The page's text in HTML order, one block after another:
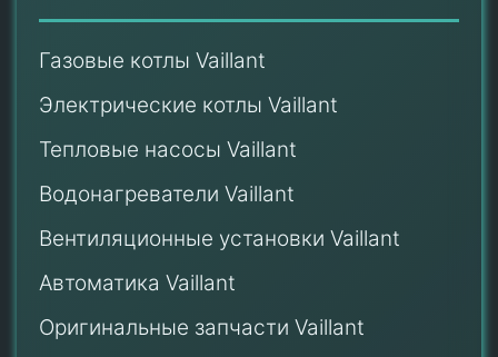
Газовые котлы Vaillant
Электрические котлы Vaillant
Тепловые насосы Vaillant
Водонагреватели Vaillant
Вентиляционные установки Vaillant
Автоматика Vaillant
Оригинальные запчасти Vaillant